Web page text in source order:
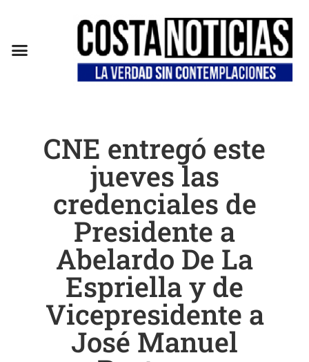
CNE entregó este
jueves las
credenciales de
Presidente a
Abelardo De La
Espriella y de
Vicepresidente a
José Manuel